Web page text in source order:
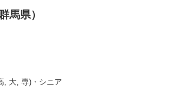
馬県）
, 大, 専)・シニア